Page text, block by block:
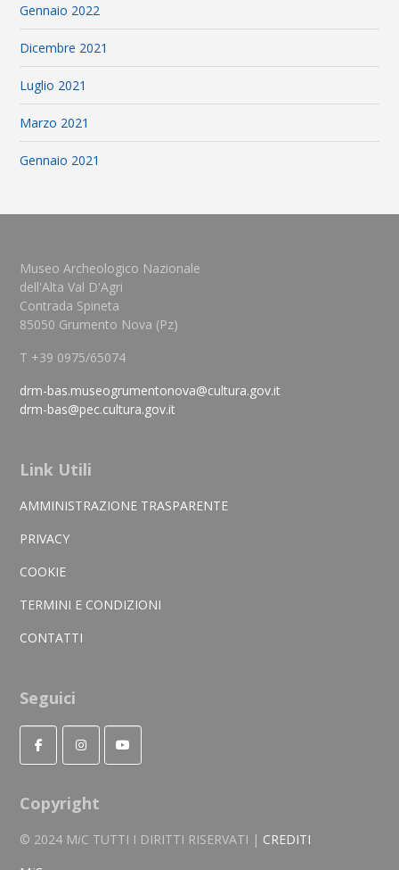
Gennaio 2022
Dicembre 2021
Luglio 2021
Marzo 2021
Gennaio 2021
Museo Archeologico Nazionale
dell'Alta Val D'Agri
Contrada Spineta
85050 Grumento Nova (Pz)
T +39 0975/65074
drm-bas.museogrumentonova@cultura.gov.it
drm-bas@pec.cultura.gov.it
Link Utili
AMMINISTRAZIONE TRASPARENTE
PRIVACY
COOKIE
TERMINI E CONDIZIONI
CONTATTI
Seguici
Copyright
© 2024 MiC TUTTI I DIRITTI RISERVATI | CREDITI